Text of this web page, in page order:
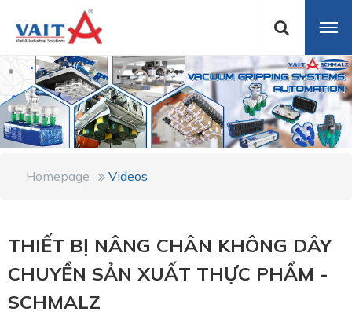
Homepage Videos
THIẾT BỊ NÂNG CHÂN KHÔNG DÂY
CHUYỀN SẢN XUẤT THỰC PHẨM -
SCHMALZ